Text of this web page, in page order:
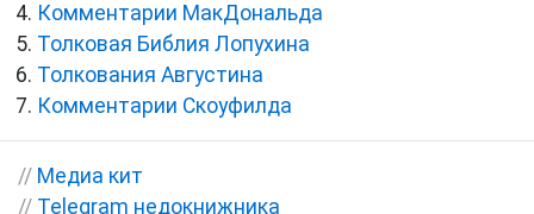
Комментарии МакДональда
Толковая Библия Лопухина
Толкования Августина
Комментарии Скоуфилда
// Медиа кит
// Telegram недокнижника